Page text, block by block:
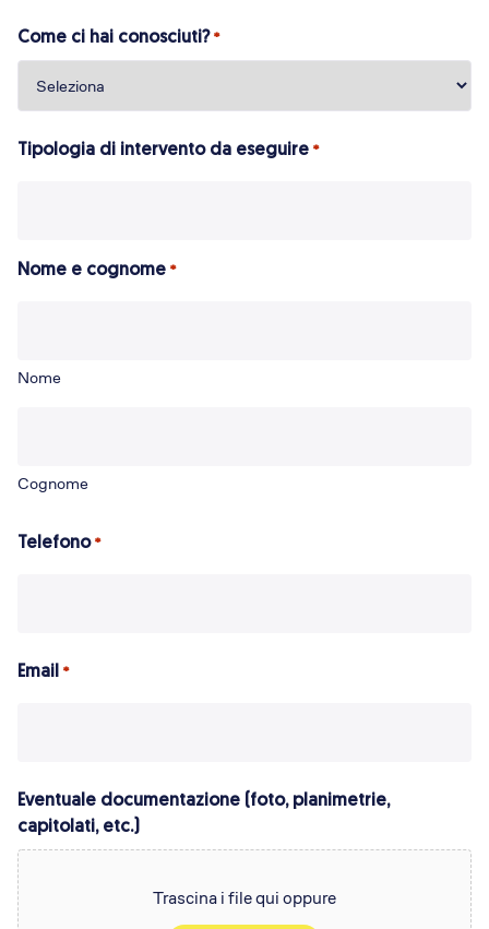
Come ci hai conosciuti? *
Tipologia di intervento da eseguire *
Nome e cognome *
Nome
Cognome
Telefono *
Email *
Eventuale documentazione (foto, planimetrie,
capitolati, etc.)
Trascina i file qui oppure